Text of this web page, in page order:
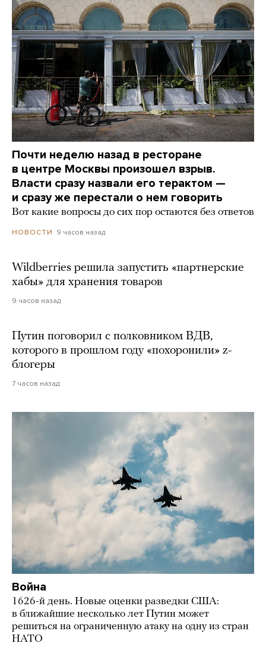
Почти неделю назад в ресторане
в центре Москвы произошел взрыв.
Власти сразу назвали его терактом —
и сразу же перестали о нем говорить
Вот какие вопросы до сих пор остаются без ответов
НОВОСТИ 9 часов назад
Wildberries решила запустить «партнерские
хабы» для хранения товаров
9 часов назад
Путин поговорил с полковником ВДВ,
которого в прошлом году «похоронили» z-
блогеры
7 часов назад
Война
1626-й день. Новые оценки разведки США:
в ближайшие несколько лет Путин может
решиться на ограниченную атаку на одну из стран
НАТО